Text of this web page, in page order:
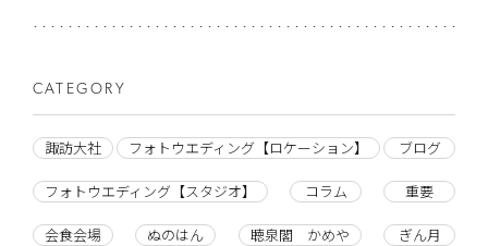
CATEGORY
諏訪大社 フォトウエディング【ロケーション】 ブログ
フォトウエディング【スタジオ】 コラム 重要
会食会場 ぬのはん 聴泉閣 かめや ぎん月